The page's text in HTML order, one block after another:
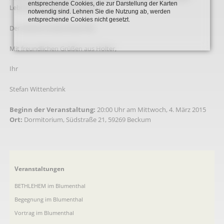
Lebenserinnerungen erzählen !
Der Eintritt ist wie immer frei.
Mit freundlichen Grüßen aus Holter,
Ihr
Stefan Wittenbrink
Beginn der Veranstaltung: 20:00 Uhr am Mittwoch, 4. März 2015
Ort: Dormitorium, Südstraße 21, 59269 Beckum
Navigation
Veranstaltungen
BETHLEHEM im Blumenthal
Begegnung im Blumenthal
Vortrag im Blumenthal
entsprechende Cookies, die zur Darstellung der Karten
notwendig sind. Lehnen Sie die Nutzung ab, werden
entsprechende Cookies nicht gesetzt.